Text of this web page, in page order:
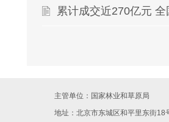
累计成交近270亿元
主管单位：国家林业和草原局
地址：北京市东城区和平里东街18